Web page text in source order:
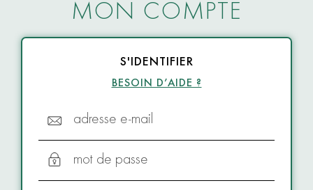
MON COMPTE
S'IDENTIFIER
BESOIN D’AIDE ?
adresse e-mail
mot de passe